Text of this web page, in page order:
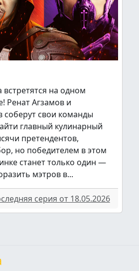
на одном
Ренат Агзамов и
соберут свои команды
главный кулинарный
претендентов,
но победителем в этом
станет только один —
мэтров в...
серия от 18.05.2026